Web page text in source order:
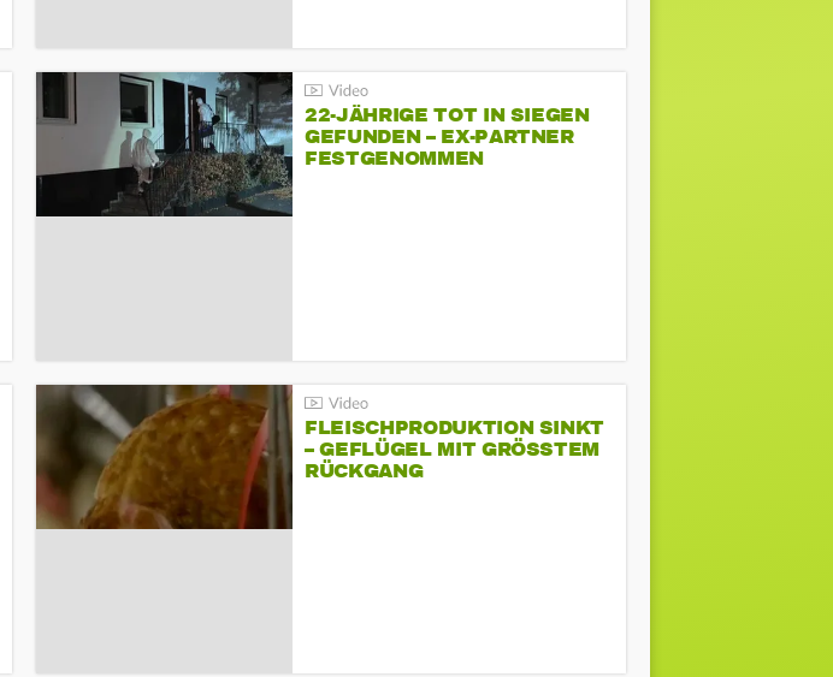
22-JÄHRIGE TOT IN SIEGEN
GEFUNDEN – EX-PARTNER
FESTGENOMMEN
FLEISCHPRODUKTION SINKT
– GEFLÜGEL MIT GRÖSSTEM R
ÜCKGANG